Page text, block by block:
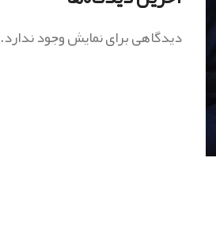
دیدگاهی برای نمایش وجود ندارد.